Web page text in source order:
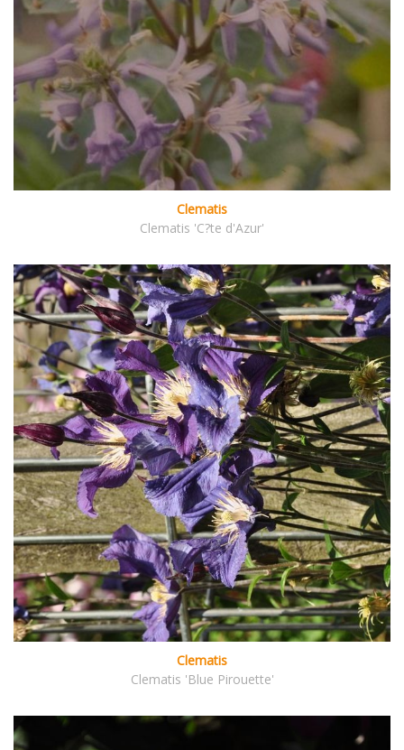
Clematis
Clematis 'C?te d'Azur'
Clematis
Clematis 'Blue Pirouette'